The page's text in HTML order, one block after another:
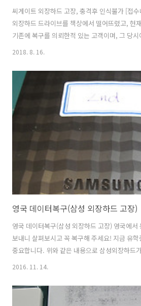
씨게이트 외장하드 고장, 충격후 인식불가 [접
외장하드 드라이브를 책상에서 떨어뜨렸고, 현
기존에 복구를 의뢰한적 있는 고객이며, 그 당
뢰함.씨게이트 백업플러스 4TB 3.5인치 외장하
책상 높이에서 추락하면서 하드 드라이브에 물
어 head magnetic fail 상태.불량 발생된 헤드
인 크래시 발생.육안에 보이는 스크래치는 존재
실시. [복구작업 및 결과] - 총 173GB 복구완료
으로 인해 손상된 헤드가 미디어를 일부 훼..
2018. 8. 16.
영국 데이터복구(삼성 외장하드 고장)
영국 데이터복구(삼성 외장하드 고장) 영국에서
보내니 살펴보시고 꼭 복구해 주세요! 지금 유
중요합니다. 위와 같은 내용으로 삼성외장하드
니다. 입고내역 입고: 영국 -> 서울송파구 -> 방
등 전체데이터. 손상증상 및 점검내역 책상에서
드가 인식이 되지 않는 상태로 접수되었으며 점
2016. 11. 14.